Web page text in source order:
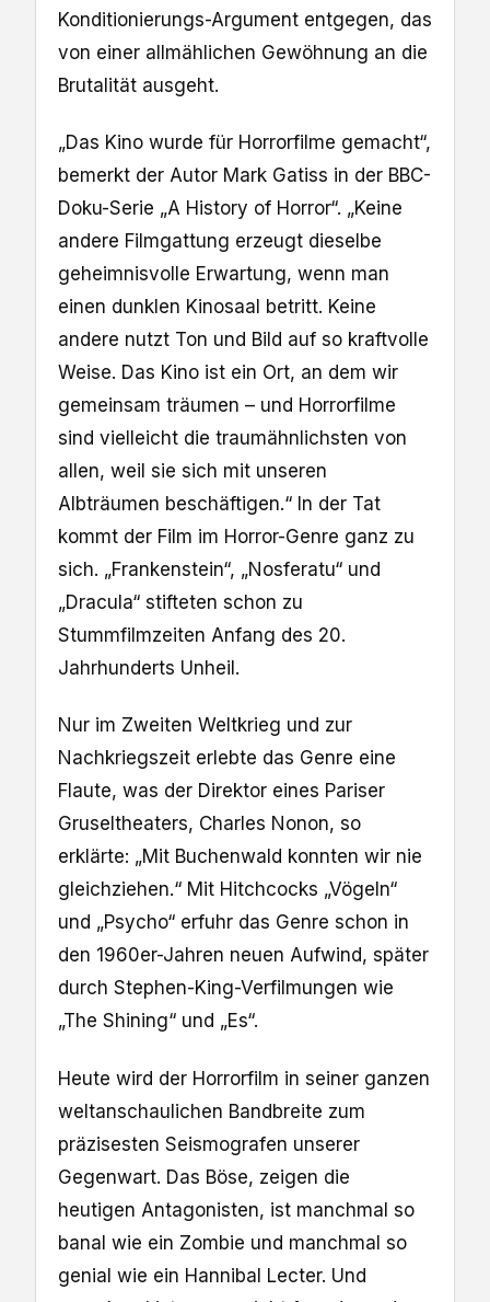
Konditionierungs-Argument entgegen, das
von einer allmählichen Gewöhnung an die
Brutalität ausgeht.
„Das Kino wurde für Horrorfilme gemacht“,
bemerkt der Autor Mark Gatiss in der BBC-
Doku-Serie „A History of Horror“. „Keine
andere Filmgattung erzeugt dieselbe
geheimnisvolle Erwartung, wenn man
einen dunklen Kinosaal betritt. Keine
andere nutzt Ton und Bild auf so kraftvolle
Weise. Das Kino ist ein Ort, an dem wir
gemeinsam träumen – und Horrorfilme
sind vielleicht die traumähnlichsten von
allen, weil sie sich mit unseren
Albträumen beschäftigen.“ In der Tat
kommt der Film im Horror-Genre ganz zu
sich. „Frankenstein“, „Nosferatu“ und
„Dracula“ stifteten schon zu
Stummfilmzeiten Anfang des 20.
Jahrhunderts Unheil.
Nur im Zweiten Weltkrieg und zur
Nachkriegszeit erlebte das Genre eine
Flaute, was der Direktor eines Pariser
Gruseltheaters, Charles Nonon, so
erklärte: „Mit Buchenwald konnten wir nie
gleichziehen.“ Mit Hitchcocks „Vögeln“
und „Psycho“ erfuhr das Genre schon in
den 1960er-Jahren neuen Aufwind, später
durch Stephen-King-Verfilmungen wie
„The Shining“ und „Es“.
Heute wird der Horrorfilm in seiner ganzen
weltanschaulichen Bandbreite zum
präzisesten Seismografen unserer
Gegenwart. Das Böse, zeigen die
heutigen Antagonisten, ist manchmal so
banal wie ein Zombie und manchmal so
genial wie ein Hannibal Lecter. Und